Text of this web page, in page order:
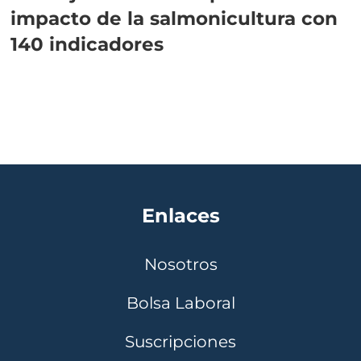
impacto de la salmonicultura con
140 indicadores
Enlaces
Nosotros
Bolsa Laboral
Suscripciones